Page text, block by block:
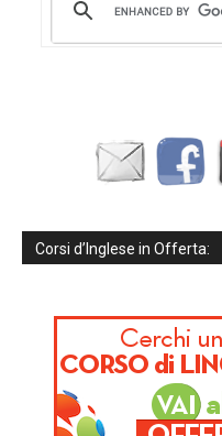
Corsi d’Inglese in Offerta: